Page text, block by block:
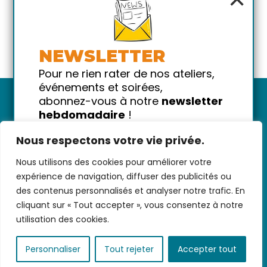
Nous respectons votre vie privée.
Nous utilisons des cookies pour améliorer votre
expérience de navigation, diffuser des publicités ou
des contenus personnalisés et analyser notre trafic. En
cliquant sur « Tout accepter », vous consentez à notre
utilisation des cookies.
Personnaliser Tout rejeter Accepter tout
Nous contacter- CGV/CGU-Données
personnelles-Infos pratiques- FAQ
NEWSLETTER
Pour ne rien rater de nos ateliers,
événements et soirées,
abonnez-vous à notre newsletter
hebdomadaire !
!
Votre email